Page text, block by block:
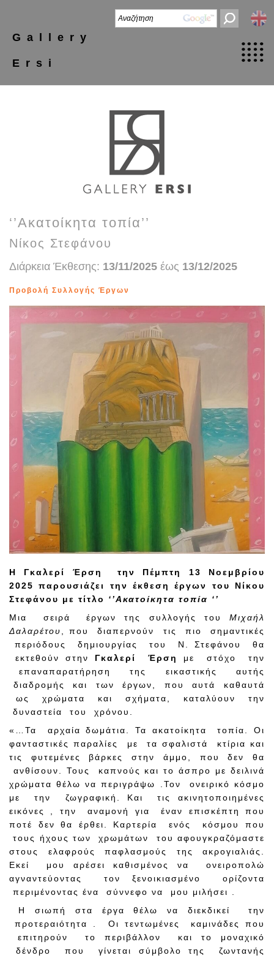
Gallery
Ersi
‘’Ακατοίκητα τοπία’’
Νίκος Στεφάνου
Διάρκεια Έκθεσης: 13/11/2025 έως 13/12/2025
Προβολή Συλλογής Έργων
Η Γκαλερί Έρση την Πέμπτη 13 Νοεμβρίου
2025
παρουσιάζει την έκθεση έργων του Νίκου
Στεφάνου με τίτλο ‘’Ακατοίκητα τοπία ‘’
Μια σειρά έργων της συλλογής του Μιχαήλ
Δαλαρέτου
, που διαπερνούν τις πιο σημαντικές
περιόδους δημιουργίας του Ν. Στεφάνου θα
εκτεθούν στην Γκαλερί Έρση
με στόχο την
επαναπαρατήρηση της εικαστικής αυτής
διαδρομής και των έργων, που αυτά καθαυτά
ως χρώματα και
σχήματα, καταλύουν την
δυναστεία του χρόνου.
«…Τα αρχαία δωμάτια. Τα ακατοίκητα τοπία. Οι
φανταστικές παραλίες με τα σφαλιστά κτίρια και
τις φυτεμένες βάρκες στην άμμο, που δεν θα
ανθίσουν. Τους καπνούς και το άσπρο με δειλινά
χρώματα θέλω να περιγράψω .Τον ονειρικό κόσμο
με την ζωγραφική. Και τις ακινητοποιημένες
εικόνες , την αναμονή για έναν επισκέπτη που
ποτέ δεν θα έρθει. Καρτερία ενός κόσμου που
τους ήχους των χρωμάτων του αφουγκραζόμαστε
στους ελαφρούς παφλασμούς της ακρογιαλιάς.
Εκεί μου αρέσει καθισμένος να ονειροπολώ
αγναντεύοντας τον ξενοικιασμένο ορίζοντα
περιμένοντας ένα σύννεφο να μου μιλήσει .
Η σιωπή στα έργα θέλω να διεκδικεί την
προτεραιότητα . Οι τεντωμένες καμινάδες που
επιτηρούν το περιβάλλον και το μοναχικό
δένδρο που γίνεται σύμβολο της ζωντανής